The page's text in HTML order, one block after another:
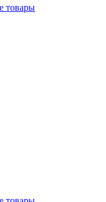
товары